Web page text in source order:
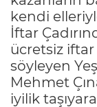
kendi
İftar
ücretsiz
söyleyen
Mehmet
iyilik